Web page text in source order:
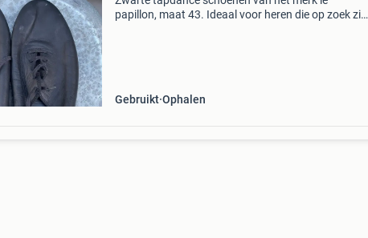
papillon, maat 43. Ideaal voor heren die op zoek zijn
Gebruikt Ophalen